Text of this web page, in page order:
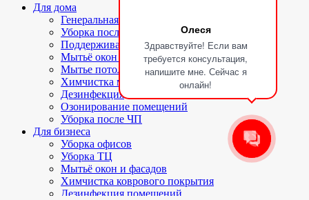
Олеся
Здравствуйте! Если вам
требуется консультация,
напишите мне. Сейчас я
онлайн!
Для дома
Генеральная уборка
Уборка после ремонта
Поддерживающая уборка
Мытьё окон и балконов
Мытье потолков
Химчистка мягкой мебели и ковров
Дезинфекция
Озонирование помещений
Уборка после ЧП
Для бизнеса
Уборка офисов
Уборка ТЦ
Мытьё окон и фасадов
Химчистка коврового покрытия
Дезинфекция помещений